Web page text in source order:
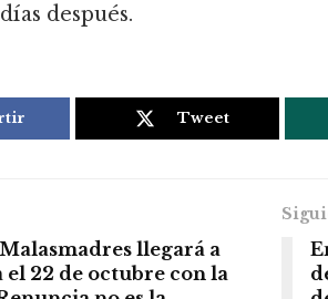
después.
Tweet
llegará a
22 de octubre con la